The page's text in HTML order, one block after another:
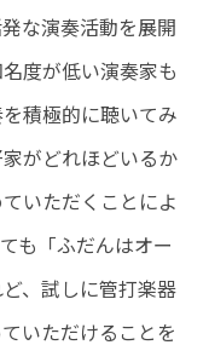
な演奏活動を展開
度が低い演奏家も
積極的に聴いてみ
がどれほどいるか
いただくことによ
も「ふだんはオー
、試しに管打楽器
いただけることを